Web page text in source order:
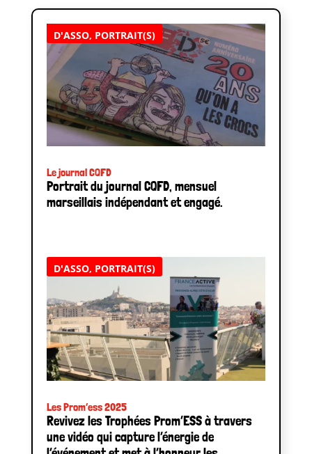
Le journal CQFD
D'ASSO, PORTRAIT(S)
Portrait du journal CQFD, mensuel
marseillais indépendant et engagé.
Les Prom’ess 2025
D'ASSO, PORTRAIT(S)
Revivez les Trophées Prom’ESS à travers
une vidéo qui capture l’énergie de